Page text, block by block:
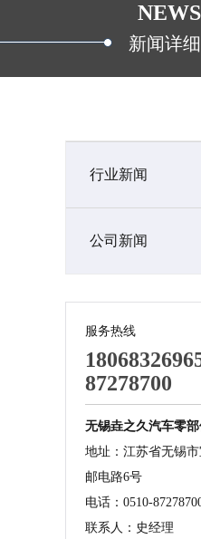
NEWS
新闻详细
行业新闻
公司新闻
服务热线
87278700
无锡垚之久汽车零部
地址：江苏省无锡
邮电路6号
电话：0510-
联系人：史经理